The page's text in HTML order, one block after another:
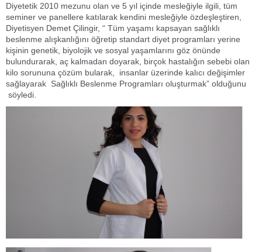
Diyetetik 2010 mezunu olan ve 5 yıl içinde mesleğiyle ilgili, tüm
seminer ve panellere katılarak kendini mesleğiyle özdeşleştiren,
Diyetisyen Demet Çilingir, “ Tüm yaşamı kapsayan sağlıklı
beslenme alışkanlığını öğretip standart diyet programları yerine
kişinin genetik, biyolojik ve sosyal yaşamlarını göz önünde
bulundurarak, aç kalmadan doyarak, birçok hastalığın sebebi olan
kilo sorununa çözüm bularak, insanlar üzerinde kalıcı değişimler
sağlayarak Sağlıklı Beslenme Programları oluşturmak” olduğunu
söyledi.